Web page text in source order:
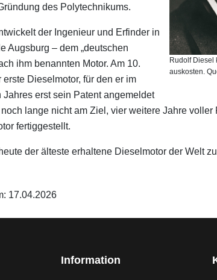
Rudolf Diesel
auskosten.
des Polytechnikums.
der Ingenieur und Erfinder in
Augsburg – dem „deutschen
ihm benannten Motor. Am 10.
Dieselmotor, für den er im
Jahres erst sein Patent angemeldet
lange nicht am Ziel, vier weitere Jahre
fertiggestellt.
der älteste erhaltene Dieselmotor der Welt
17.04.2026
Information